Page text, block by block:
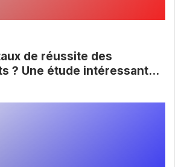
de réussite des
? Une étude intéressante